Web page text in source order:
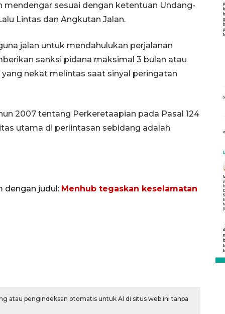
sesuai dengan ketentuan Undang-
Lintas dan Angkutan Jalan.
jalan untuk mendahulukan perjalanan
sanksi pidana maksimal 3 bulan atau
nekat melintas saat sinyal peringatan
2007 tentang Perkeretaapian pada Pasal 124
utama di perlintasan sebidang adalah
dengan judul: Menhub tegaskan keselamatan
atau pengindeksan otomatis untuk AI di situs web ini tanpa